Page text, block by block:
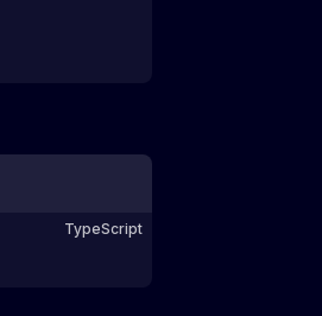
TypeScript